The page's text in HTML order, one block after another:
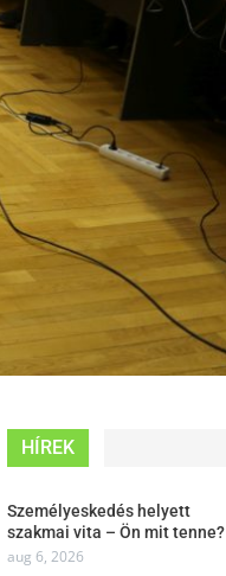
HÍREK
Személyeskedés helyett
szakmai vita – Ön mit tenne?
aug 6, 2026